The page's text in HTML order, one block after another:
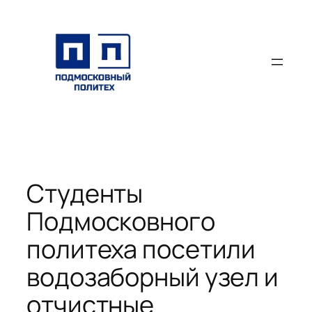
содержимому
Студенты
Подмосковного
политеха посетили
водозаборный узел и
отчистные